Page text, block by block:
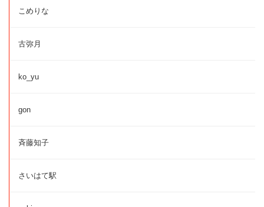
こめりな
古弥月
ko_yu
gon
斉藤知子
さいはて駅